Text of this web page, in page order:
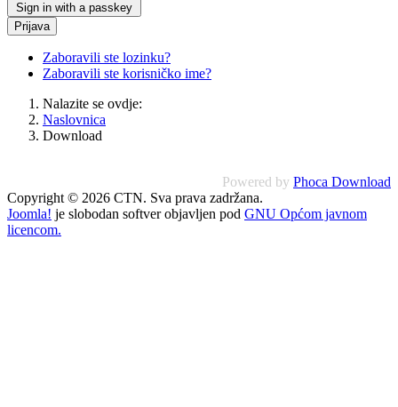
Sign in with a passkey
Prijava
Zaboravili ste lozinku?
Zaboravili ste korisničko ime?
Nalazite se ovdje:
Naslovnica
Download
Powered by Phoca Download
Copyright © 2026 CTN. Sva prava zadržana.
Joomla! je slobodan softver objavljen pod GNU Općom javnom
licencom.